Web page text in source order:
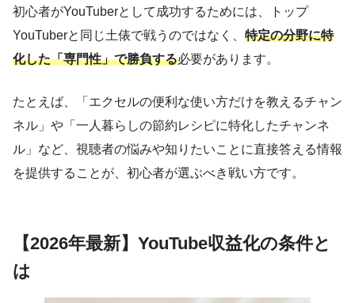
初心者がYouTuberとして成功するためには、トップ
YouTuberと同じ土俵で戦うのではなく、 特定の分野に特
化した「専門性」で勝負する必要があります。
たとえば、「エクセルの便利な使い方だけを教えるチャン
ネル」や「一人暮らしの節約レシピに特化したチャンネ
ル」など、視聴者の悩みや知りたいことに直接答える情報
を提供することが、初心者が選ぶべき戦い方です。
【2026年最新】YouTube収益化の条件と
は